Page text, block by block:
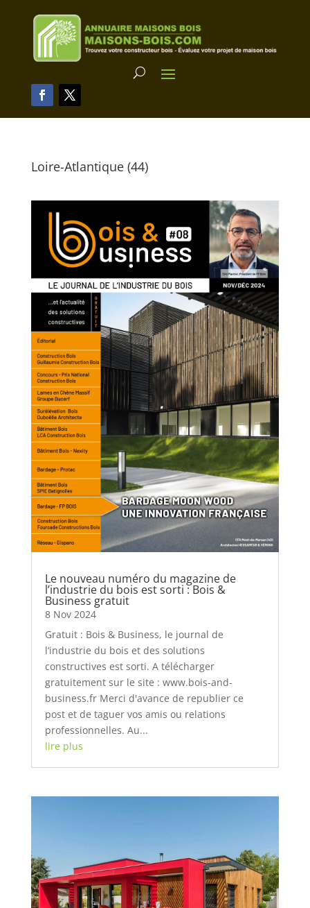
Loire-Atlantique (44)
Le nouveau numéro du magazine de
l’industrie du bois est sorti : Bois &
Business gratuit
8 Nov 2024
Gratuit : Bois & Business, le journal de
l’industrie du bois et des solutions
constructives est sorti. A télécharger
gratuitement sur le site : www.bois-and-
business.fr Merci d'avance de republier ce
post et de taguer vos amis ou relations
professionnelles. Au...
lire plus